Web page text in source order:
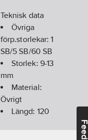
Teknisk data
Övriga
förp.storlekar:1
SB/5 SB/60 SB
Storlek: 9-13
mm
Material:
Övrigt
Längd: 120